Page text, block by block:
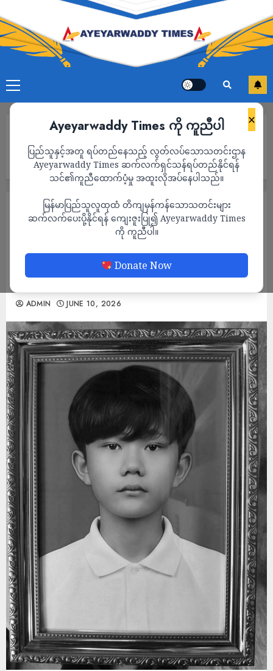
×
Ayeyarwaddy Times ကို ကူညီပါ
ပြည်သူနှင့်အတူ ရပ်တည်နေသည့် လွတ်လပ်သောသတင်းဌာန
Ayeyarwaddy Times ဆက်လက်ရှင်သန်ရပ်တည်နိုင်ရန်
သင်၏ကူညီထောက်ပံ့မှု အထူးလိုအပ်နေပါသည်။
မြန်မာပြည်သူလူထုထံ တိကျမှန်ကန်သောသတင်းများ
ဆက်လက်ပေးပို့နိုင်ရန် ကျေးဇူးပြု၍ Ayeyarwaddy Times
ကို ကူညီပါ။
Donate Now
ကျောင်းသားလေး ကန်ဘောင်၌ အသတ်ခံထားရသည့် ရုပ်အလောင်း
သာ ပြန်တွေ့ပြီး ချက်ချင်း သင်္ဂြိုဟ်ခဲ့ရ
မြောက်ဒဂုံတွင် နှစ်ရက်ကြာ ပျောက်ဆုံးနေသည့်
ခြောက်တန်းကျောင်းသားလေး ကန်ဘောင်၌
အသတ်ခံထားရသည့် ရုပ်အလောင်းသာ ပြန်
တွေ့ပြီး ချက်ချင်း သင်္ဂြိုဟ်ခဲ့ရ
ADMIN JUNE 10, 2026